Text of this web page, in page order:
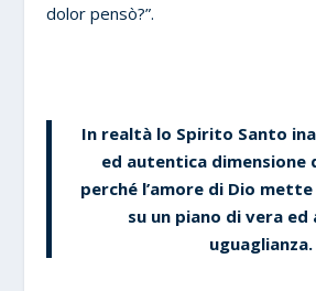
dolor pensò?”.
In realtà lo Spirito Santo
ed autentica dimensione
perché l’amore di Dio
su un piano di vera
uguaglianza.